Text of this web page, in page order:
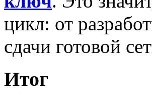
цикл: от
сдачи готовой
Итог